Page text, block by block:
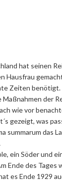
hat seinen
Hausfrau
Zeiten
der
wie vor
gezeigt, was
summarum das
ein Söder und
Ende des Tages
es Ende 1929